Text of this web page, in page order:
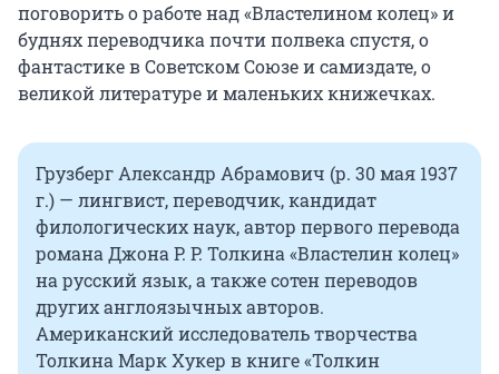
поговорить о работе над «Властелином колец» и
буднях переводчика почти полвека спустя, о
фантастике в Советском Союзе и самиздате, о
великой литературе и маленьких книжечках.
Грузберг Александр Абрамович (р. 30 мая 1937
г.) — лингвист, переводчик, кандидат
филологических наук, автор первого перевода
романа Джона Р. Р. Толкина «Властелин колец»
на русский язык, а также сотен переводов
других англоязычных авторов.
Американский исследователь творчества
Толкина Марк Хукер в книге «Толкин